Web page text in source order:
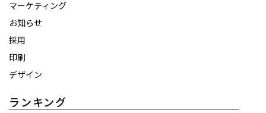
マーケティング
お知らせ
採用
印刷
デザイン
ランキング